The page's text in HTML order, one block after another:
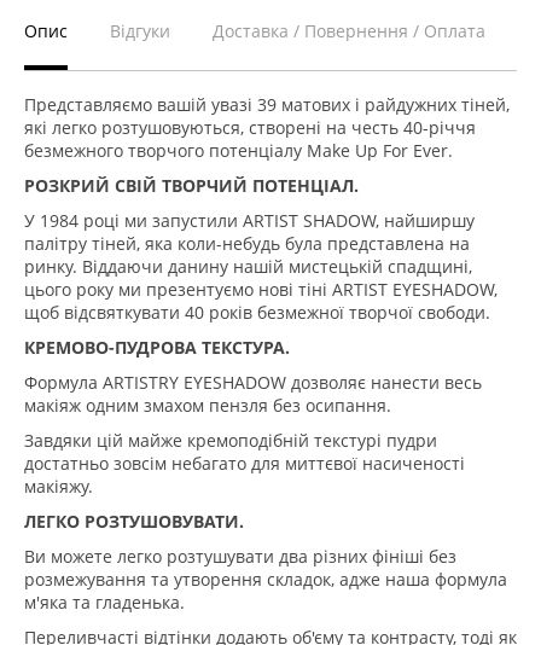
Опис Відгуки Доставка / Повернення / Оплата
Представляємо вашій увазі 39 матових і райдужних тіней,
які легко розтушовуються, створені на честь 40-річчя
безмежного творчого потенціалу Make Up For Ever.
РОЗКРИЙ СВІЙ ТВОРЧИЙ ПОТЕНЦІАЛ.
У 1984 році ми запустили ARTIST SHADOW, найширшу
палітру тіней, яка коли-небудь була представлена на
ринку. Віддаючи данину нашій мистецькій спадщині,
цього року ми презентуємо нові тіні ARTIST EYESHADOW,
щоб відсвяткувати 40 років безмежної творчої свободи.
КРЕМОВО-ПУДРОВА ТЕКСТУРА.
Формула ARTISTRY EYESHADOW дозволяє нанести весь
макіяж одним змахом пензля без осипання.
Завдяки цій майже кремоподібній текстурі пудри
достатньо зовсім небагато для миттєвої насиченості
макіяжу.
ЛЕГКО РОЗТУШОВУВАТИ.
Ви можете легко розтушувати два різних фініші без
розмежування та утворення складок, адже наша формула
м'яка та гладенька.
Переливчасті відтінки додають об'єму та контрасту, тоді як